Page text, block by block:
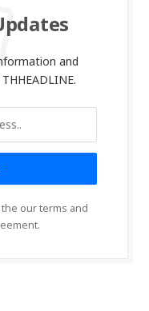
and
our terms and